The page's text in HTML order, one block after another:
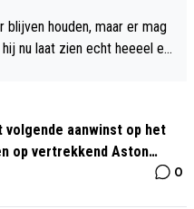
niet vak
zo goed (slechts 1x). Het i
paar maal geblessee
houden, maar er mag
nu laat zien echt heeeel er
eigen benen staan.
volgende aanwinst op het
op vertrekkend Aston
0